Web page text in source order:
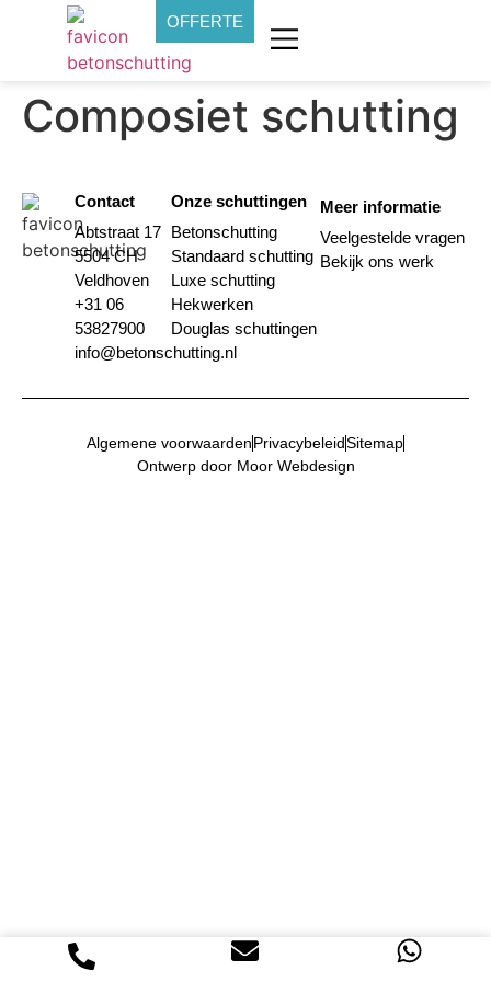
OFFERTE
Composiet schutting
Contact
Abtstraat 17
5504 CH
Veldhoven
+31 06
53827900
info@betonschutting.nl
Onze schuttingen
Betonschutting
Standaard schutting
Luxe schutting
Hekwerken
Douglas schuttingen
Meer informatie
Veelgestelde vragen
Bekijk ons werk
Algemene voorwaardenPrivacybeleidSitemap
Ontwerp door Moor Webdesign